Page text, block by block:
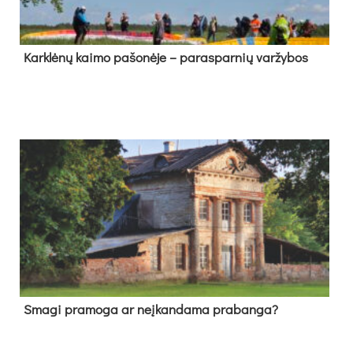
Kark­lė­nų kai­mo pa­šo­nė­je – pa­ras­par­nių var­žy­bos
Sma­gi pra­mo­ga ar neį­kan­da­ma pra­ban­ga?